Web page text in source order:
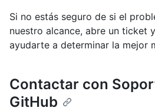
Si no estás seguro de si el
nuestro alcance, abre un ticket
ayudarte a determinar la mejor
Contactar con
GitHub